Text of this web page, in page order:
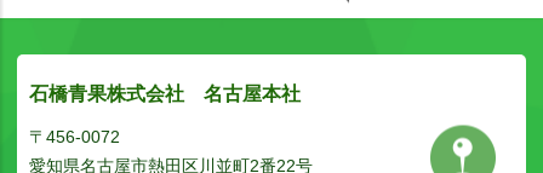
石橋青果株式会社 名古屋本社
〒456-0072
愛知県名古屋市熱田区川並町2番22号